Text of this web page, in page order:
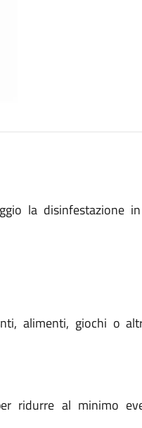
la disinfestazione
alimenti, giochi o
ridurre al minimo